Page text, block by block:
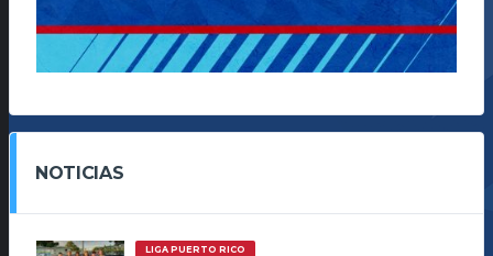
NOTICIAS
LIGA PUERTO RICO